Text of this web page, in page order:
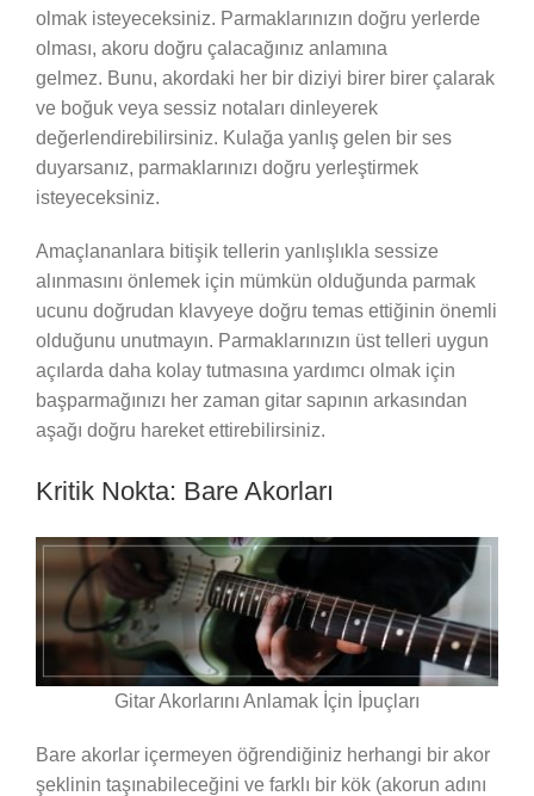
olmak isteyeceksiniz. Parmaklarınızın doğru yerlerde
olması, akoru doğru çalacağınız anlamına
gelmez. Bunu, akordaki her bir diziyi birer birer çalarak
ve boğuk veya sessiz notaları dinleyerek
değerlendirebilirsiniz. Kulağa yanlış gelen bir ses
duyarsanız, parmaklarınızı doğru yerleştirmek
isteyeceksiniz.
Amaçlananlara bitişik tellerin yanlışlıkla sessize
alınmasını önlemek için mümkün olduğunda parmak
ucunu doğrudan klavyeye doğru temas ettiğinin önemli
olduğunu unutmayın. Parmaklarınızın üst telleri uygun
açılarda daha kolay tutmasına yardımcı olmak için
başparmağınızı her zaman gitar sapının arkasından
aşağı doğru hareket ettirebilirsiniz.
Kritik Nokta: Bare Akorları
Gitar Akorlarını Anlamak İçin İpuçları
Bare akorlar içermeyen öğrendiğiniz herhangi bir akor
şeklinin taşınabileceğini ve farklı bir kök (akorun adını